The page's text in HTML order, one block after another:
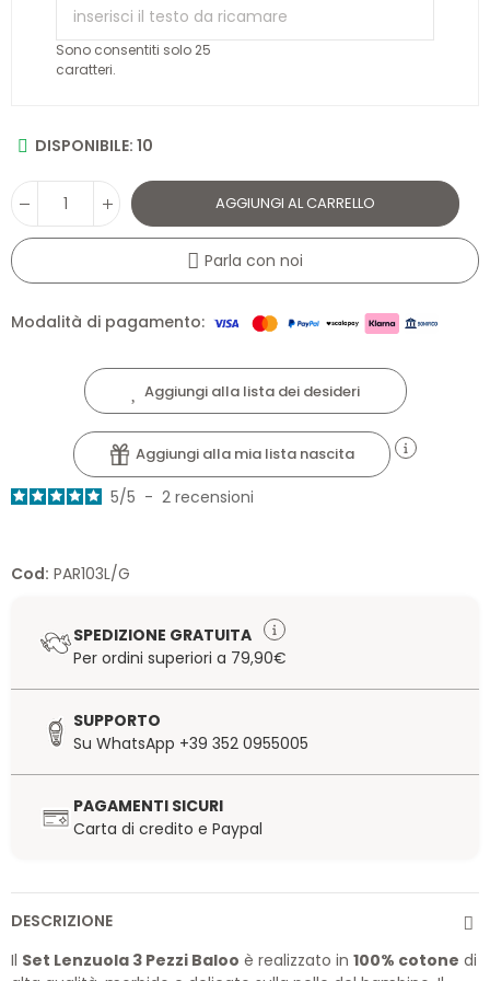
40X60Sono consentiti solo 25
caratteri.
DISPONIBILE: 10
AGGIUNGI AL CARRELLO
Parla con noi
Modalità di pagamento:
Aggiungi alla lista dei desideri
Aggiungi alla mia lista nascita
5/5 - 2 recensioni
Cod: PAR103L/G
SPEDIZIONE GRATUITA
Per ordini superiori a 79,90€
SUPPORTO
Su WhatsApp +39 352 0955005
PAGAMENTI SICURI
Carta di credito e Paypal
DESCRIZIONE
Il Set Lenzuola 3 Pezzi Baloo è realizzato in 100% cotone di